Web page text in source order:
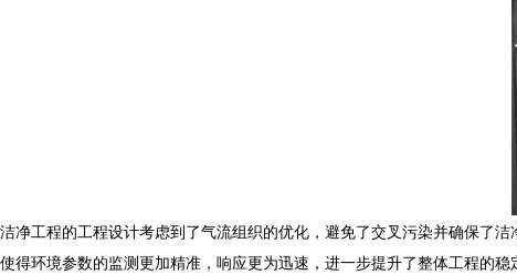
洁净工程的工程设计考虑到了气流组织的优化，避免了交叉污染并确保了
使得环境参数的监测更加精准，响应更为迅速，进一步提升了整体工程的